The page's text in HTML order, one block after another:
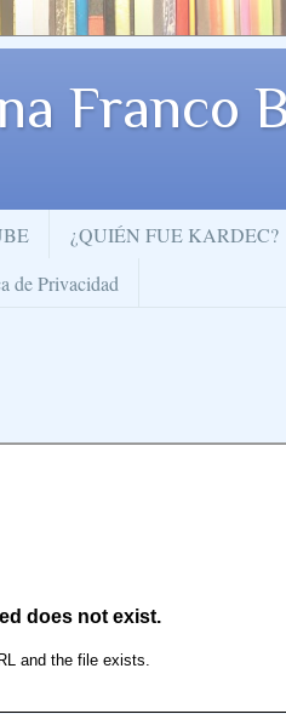
Franco
¿QUIÉN FUE KARDEC?
de Privacidad